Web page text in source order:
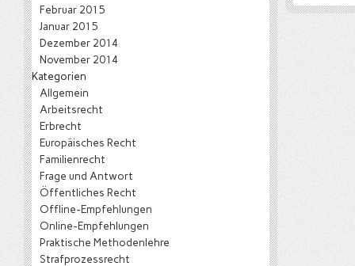
Februar 2015
Januar 2015
Dezember 2014
November 2014
Kategorien
Allgemein
Arbeitsrecht
Erbrecht
Europäisches Recht
Familienrecht
Frage und Antwort
Öffentliches Recht
Offline-Empfehlungen
Online-Empfehlungen
Praktische Methodenlehre
Strafprozessrecht